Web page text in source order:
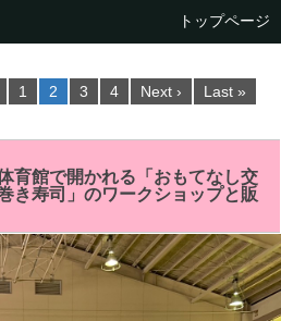
トップページ
1 2 3 4 Next › Last »
育館で開かれる「おもてなし交
き寿司」のワークショップと販